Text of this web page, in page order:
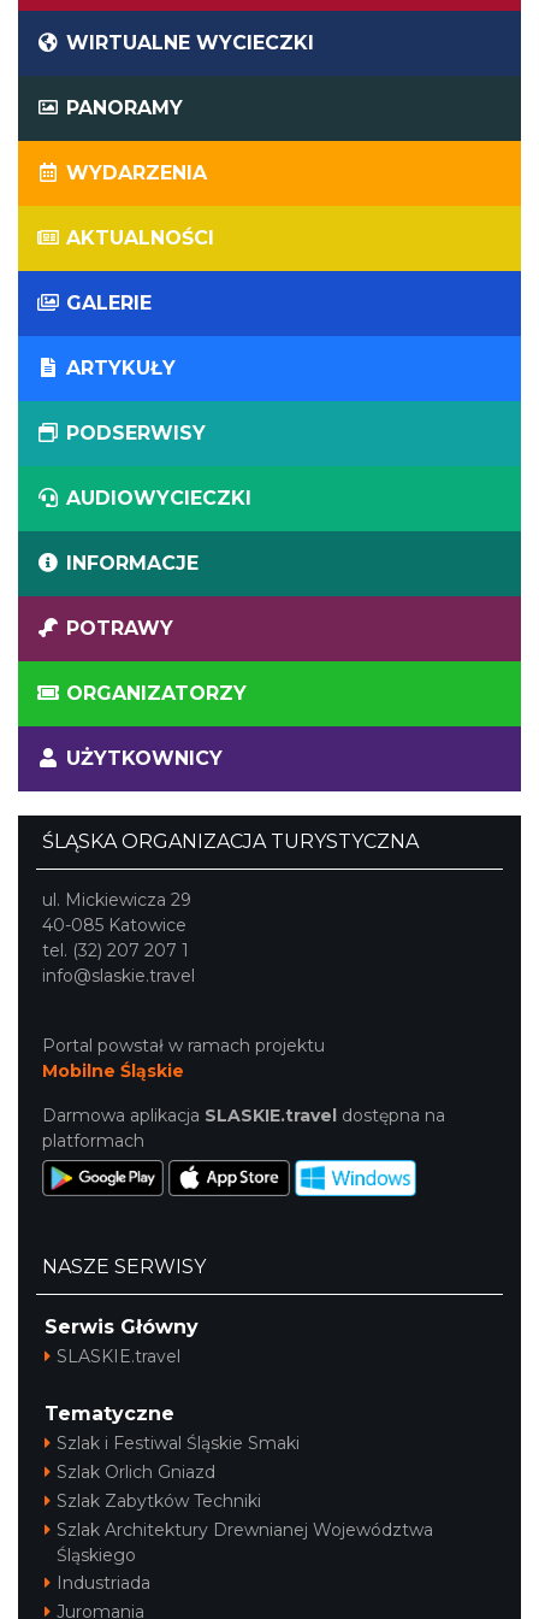
WIRTUALNE WYCIECZKI
PANORAMY
WYDARZENIA
AKTUALNOŚCI
GALERIE
ARTYKUŁY
PODSERWISY
AUDIOWYCIECZKI
INFORMACJE
POTRAWY
ORGANIZATORZY
UŻYTKOWNICY
ŚLĄSKA ORGANIZACJA TURYSTYCZNA
ul. Mickiewicza 29
40-085 Katowice
tel. (32) 207 207 1
info@slaskie.travel
Portal powstał w ramach projektu
Mobilne Śląskie
Darmowa aplikacja SLASKIE.travel dostępna na
platformach
NASZE SERWISY
Serwis Główny
SLASKIE.travel
Tematyczne
Szlak i Festiwal Śląskie Smaki
Szlak Orlich Gniazd
Szlak Zabytków Techniki
Szlak Architektury Drewnianej Województwa
Śląskiego
Industriada
Juromania